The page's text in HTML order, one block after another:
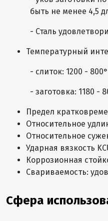
быть не менее 4,5
- Сталь
Температурный
- слиток: 1200 -
- заготовка: 1180 -
Предел
Относительное
Относительное
Ударная вязкость
Коррозионная
Свариваемость:
Сфера